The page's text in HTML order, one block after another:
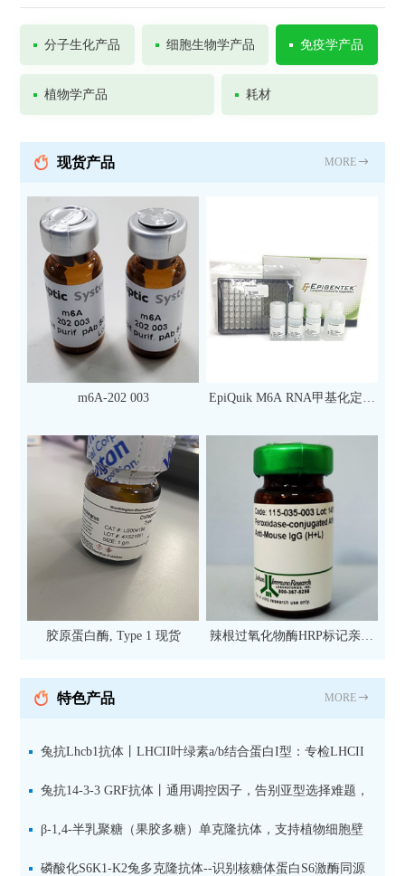
分子生化产品 细胞生物学产品 免疫学产品
植物学产品 耗材
现货产品 MORE
m6A-202 003
EpiQuik M6A RNA甲基化定量
次）
胶原蛋白酶, Type 1 现货
辣根过氧化物酶HRP标记亲和
抗 现货
特色产品 MORE
兔抗Lhcb1抗体丨LHCII叶绿素a/b结合蛋白I型：专检LHCII
中含量丰富的捕光蛋白
兔抗14-3-3 GRF抗体丨通用调控因子，告别亚型选择难题，
全面捕获植物信号转导枢纽蛋白
β-1,4-半乳聚糖（果胶多糖）单克隆抗体，支持植物细胞壁
果胶多糖精细结构解析
磷酸化S6K1-K2兔多克隆抗体--识别核糖体蛋白S6激酶同源